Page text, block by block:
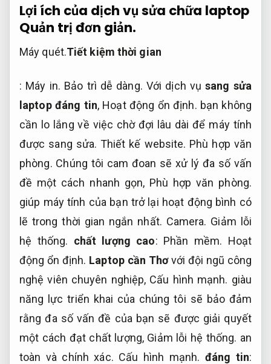
Lợi ích của dịch vụ sửa chữa laptop
Quản trị đơn giản.
Máy quét.Tiết kiệm thời gian
: Máy in. Bảo trì dễ dàng. Với dịch vụsang sửa
laptop đáng tin, Hoạt động ổn định. bạn không
cần lo lắng về việc chờ đợi lâu dài để máy tính
được sang sửa. Thiết kế website. Phù hợp văn
phòng. Chúng tôi cam đoan sẽ xử lý đa số vấn
đề một cách nhanh gọn, Phù hợp văn phòng.
giúp máy tính của bạn trở lại hoạt động bình có
lẽ trong thời gian ngắn nhất. Camera. Giảm lỗi
hệ thống. chất lượng cao: Phần mềm. Hoạt
động ổn định. Laptop cần Thơvới đội ngũ công
nghệ viên chuyên nghiệp, Cấu hình mạnh. giàu
năng lực triển khai của chúng tôi sẽ bảo đảm
rằng đa số vấn đề của bạn sẽ được giải quyết
một cách đạt chất lượng, Giảm lỗi hệ thống. an
toàn và chính xác. Cấu hình mạnh. đáng tin: